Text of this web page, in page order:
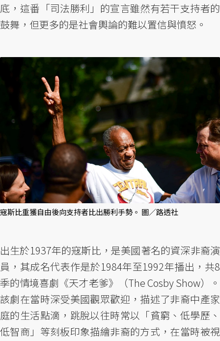
底，這番「司法勝利」的宣言雖然有若干支持者的
鼓舞，但更多的是社會輿論的難以置信與憤怒。
寇斯比重獲自由後向支持者比出勝利手勢。 圖／路透社
出生於1937年的寇斯比，是美國著名的資深非裔演
員，其成名代表作是於1984年至1992年播出，共8
季的情境喜劇《天才老爹》（The Cosby Show）。
該劇在當時深受美國觀眾歡迎，描述了非裔中產家
庭的生活點滴，跳脫以往時常以「貧窮、低學歷、
低智商」等刻板印象描繪非裔的方式，在當時被視